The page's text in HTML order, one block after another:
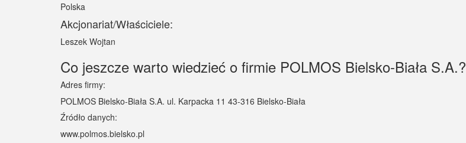
Polska
Akcjonariat/Właściciele:
Leszek Wojtan
Co jeszcze warto wiedzieć o firmie POLMOS Bielsko-Biała S.A.?
Adres firmy:
POLMOS Bielsko-Biała S.A. ul. Karpacka 11 43-316 Bielsko-Biała
Źródło danych:
www.polmos.bielsko.pl